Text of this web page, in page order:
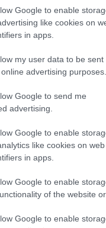
Google to enable
like cookies on
in apps.
my user data to be sent
advertising purposes.
Google to send me
advertising.
Google to enable
like cookies on
in apps.
Google to enable
of the website
Google to enable
“The
ΦΗΜ
«Η
μια
είναι